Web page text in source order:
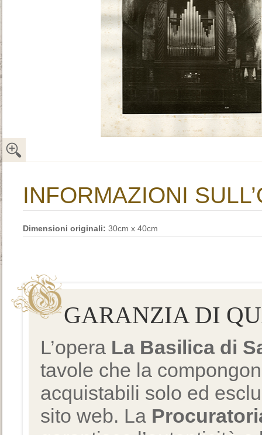
INFORMAZIONI
Dimensioni originali: 30cm x 40cm
GARANZIA DI
L’opera La Basilica di
tavole che la
acquistabili solo ed
sito web. La